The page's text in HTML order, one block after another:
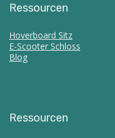
Ressourcen
Hoverboard Sitz
E-Scooter Schloss
Blog
Ressourcen